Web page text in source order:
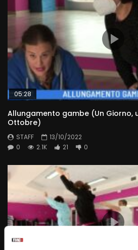
05:28
Allungamento gambe (Un Giorno,
Ottobre)
STAFF
13/10/2022
0
2.1K 21 0